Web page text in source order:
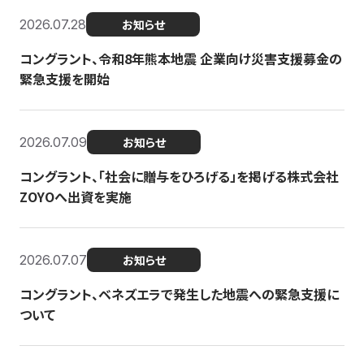
2026.07.28 お知らせ
コングラント、令和8年熊本地震 企業向け災害支援募金の
緊急支援を開始
2026.07.09 お知らせ
コングラント、「社会に贈与をひろげる」を掲げる株式会社
ZOYOへ出資を実施
2026.07.07 お知らせ
コングラント、ベネズエラで発生した地震への緊急支援に
ついて